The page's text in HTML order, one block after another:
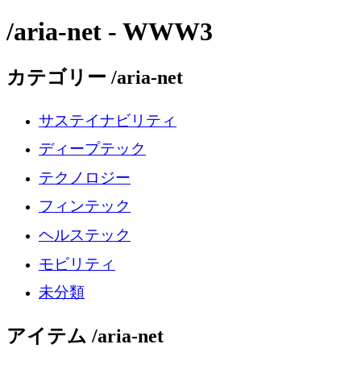
/aria-net - WWW3
カテゴリー /aria-net
サステイナビリティ
ディープテック
テクノロジー
フィンテック
ヘルステック
モビリティ
未分類
アイテム /aria-net